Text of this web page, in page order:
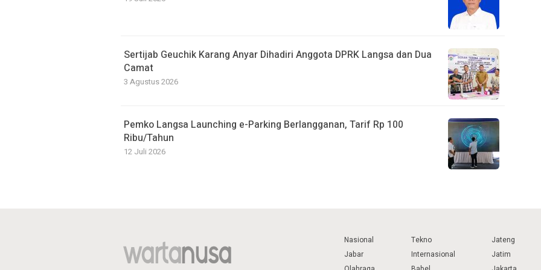
Sertijab Geuchik Karang Anyar Dihadiri Anggota DPRK Langsa dan Dua
Camat
3 Agustus 2026
Pemko Langsa Launching e-Parking Berlangganan, Tarif Rp 100
Ribu/Tahun
12 Juli 2026
Nasional
Jabar
Tekno
Internasional
Jateng
Jatim